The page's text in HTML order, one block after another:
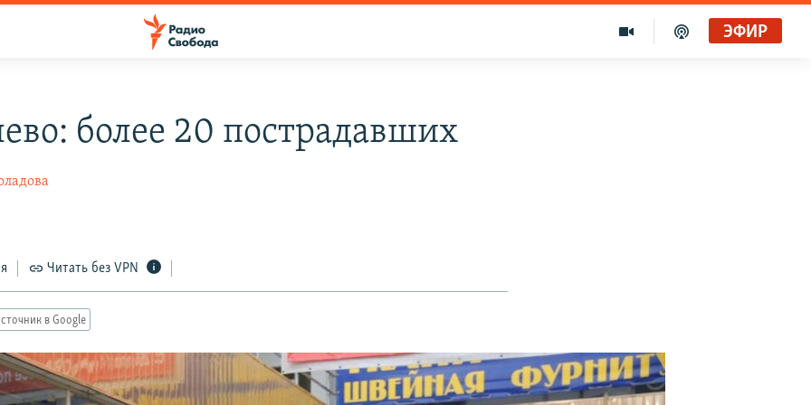
ЭФИР
более 20 пострадавших
Читать без VPN
в Google